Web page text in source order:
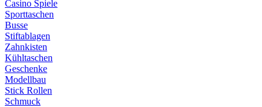
Casino Spiele
Sporttaschen
Busse
Stiftablagen
Zahnkisten
Kühltaschen
Geschenke
Modellbau
Stick Rollen
Schmuck